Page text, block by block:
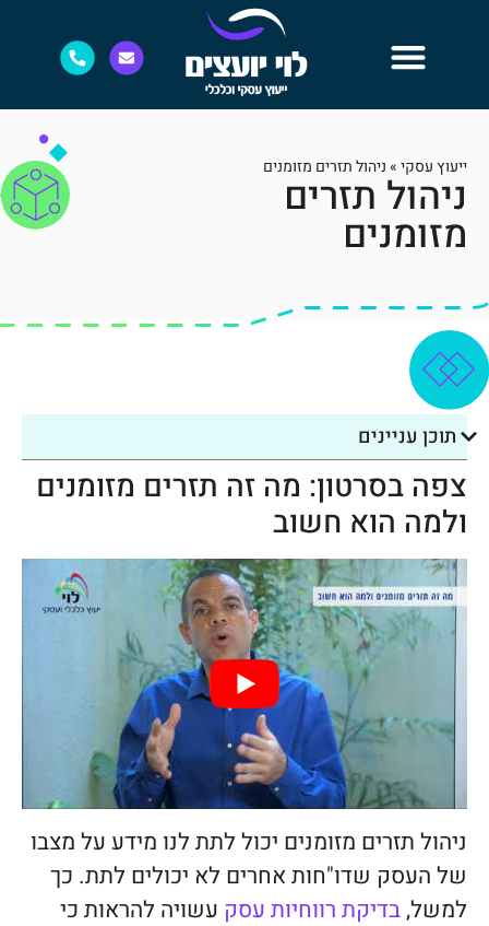
ייעוץ עסקי»ניהול תזרים מזומנים
ניהול תזרים
מזומנים
תוכן עניינים
צפה בסרטון: מה זה תזרים מזומנים
ולמה הוא חשוב
ניהול תזרים מזומנים יכול לתת לנו מידע על מצבו
של העסק שדו"חות אחרים לא יכולים לתת. כך
למשל,בדיקת רווחיות עסק עשויה להראות כי